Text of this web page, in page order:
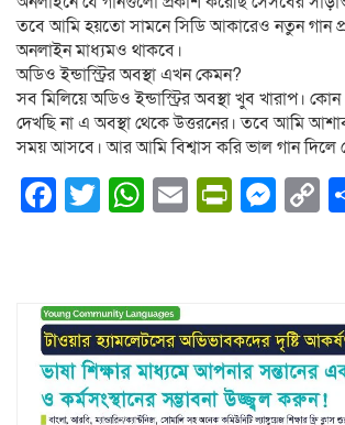
তবে আমি হয়তো সামনে সিডি আকারেও নতুন গান
অনলাইন মাধ্যমও থাকবে।
অডিও ইন্ডাস্ট্রির অবস্থা এখন কেমন?
সব মিলিয়ে অডিও ইন্ডাস্ট্রির অবস্থা খুব খারাপ।
দেখছি না এ অবস্থা থেকে উত্তরনের। তবে আমি
সময় আসবে। আর আমি বিশ্বাস করি ভাল গান দিলে
Facebook
Twitter
WhatsApp
Email